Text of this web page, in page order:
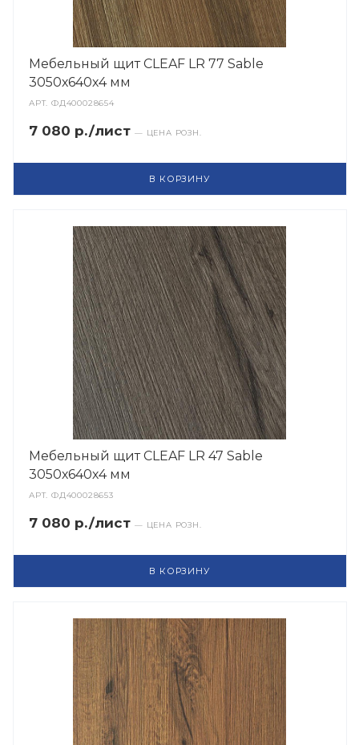
Мебельный щит CLEAF LR 77 Sable
3050х640х4 мм
АРТ.ФД400028654
7 080 р./лист — ЦЕНА РОЗН.
В КОРЗИНУ
Мебельный щит CLEAF LR 47 Sable
3050х640х4 мм
АРТ.ФД400028653
7 080 р./лист — ЦЕНА РОЗН.
В КОРЗИНУ